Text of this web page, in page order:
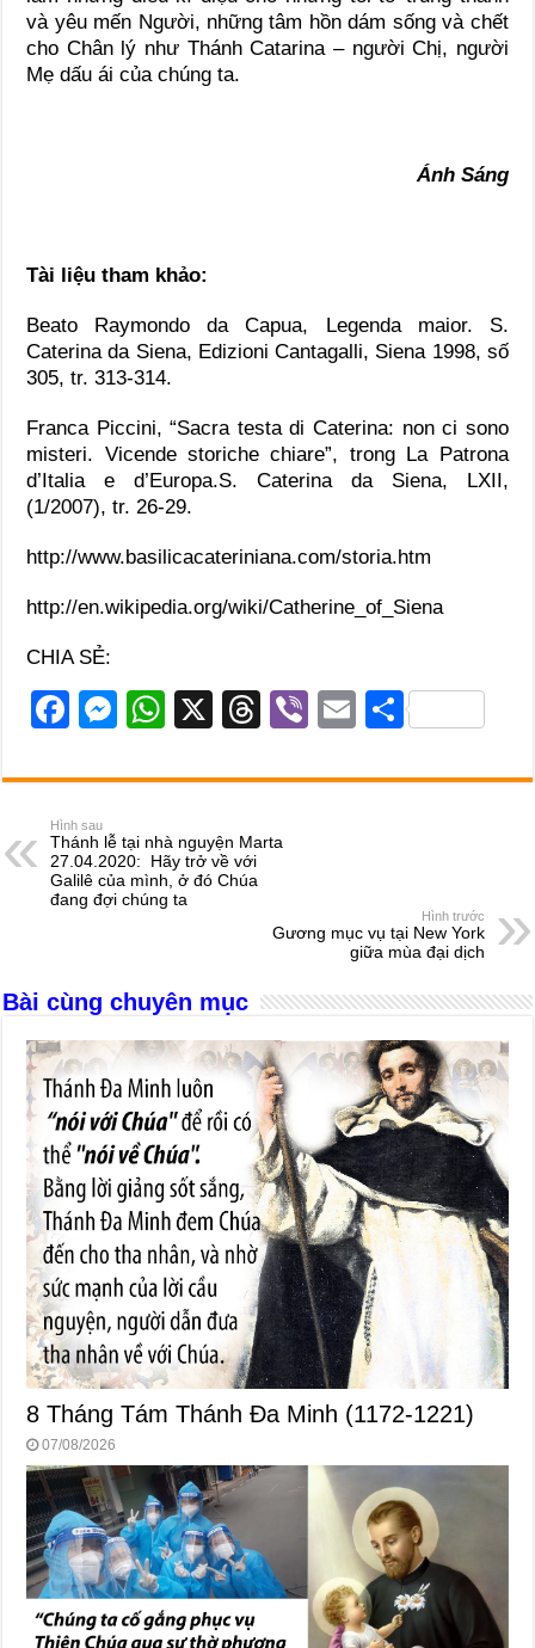
và yêu mến Người, những tâm hồn dám sống và chết
cho Chân lý như Thánh Catarina – người Chị, người
Mẹ dấu ái của chúng ta.
Ánh Sáng
Tài liệu tham khảo:
Beato Raymondo da Capua, Legenda maior. S.
Caterina da Siena, Edizioni Cantagalli, Siena 1998, số
305, tr. 313-314.
Franca Piccini, “Sacra testa di Caterina: non ci sono
misteri. Vicende storiche chiare”, trong La Patrona
d’Italia e d’Europa.S. Caterina da Siena, LXII,
(1/2007), tr. 26-29.
http://www.basilicacateriniana.com/storia.htm
http://en.wikipedia.org/wiki/Catherine_of_Siena
CHIA SẺ:
F
c
e
b
o
M
ss
n
g
W
at
A
p
X
T
e
d
Vi
er
E
ail
S
ar
Hình sau
Thánh lễ tại nhà nguyện Marta
27.04.2020: Hãy trở về với
Galilê của mình, ở đó Chúa
đang đợi chúng ta
Hình trước
Gương mục vụ tại New York
giữa mùa đại dịch
Bài cùng chuyên mục
8 Tháng Tám Thánh Ða Minh (1172-1221)
07/08/2026